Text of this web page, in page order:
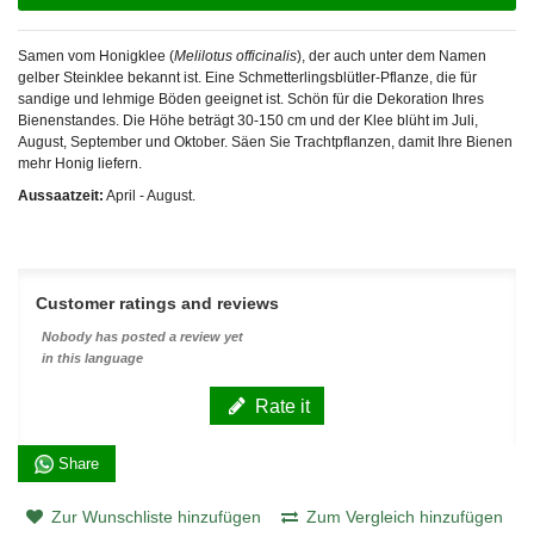
Samen vom Honigklee (Melilotus officinalis), der auch unter dem Namen
gelber Steinklee bekannt ist. Eine Schmetterlingsblütler-Pflanze, die für
sandige und lehmige Böden geeignet ist. Schön für die Dekoration Ihres
Bienenstandes. Die Höhe beträgt 30-150 cm und der Klee blüht im Juli,
August, September und Oktober. Säen Sie Trachtpflanzen, damit Ihre Bienen
mehr Honig liefern.
Aussaatzeit: April - August.
Customer ratings and reviews
Nobody has posted a review yet
in this language
Rate it
Share
Zur Wunschliste hinzufügen
Zum Vergleich hinzufügen